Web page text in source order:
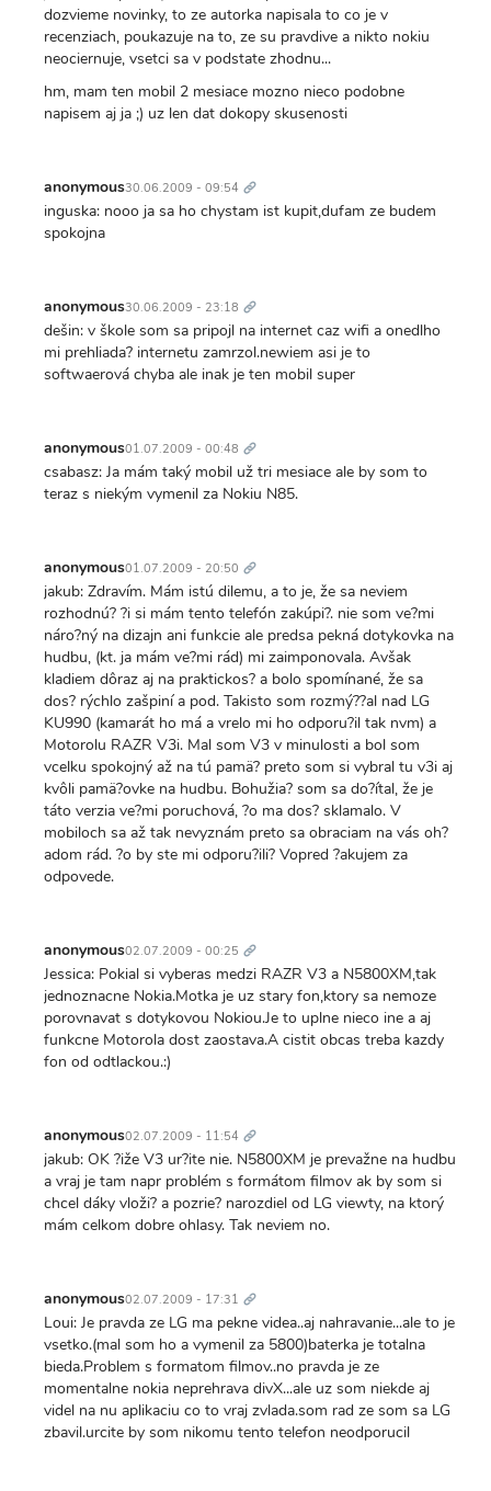
dozvieme novinky, to ze autorka napisala to co je v
recenziach, poukazuje na to, ze su pravdive a nikto nokiu
neociernuje, vsetci sa v podstate zhodnu...
hm, mam ten mobil 2 mesiace mozno nieco podobne
napisem aj ja ;) uz len dat dokopy skusenosti
anonymous30.06.2009 - 09:54 odkaz
inguska: nooo ja sa ho chystam ist kupit,dufam ze budem
spokojna
anonymous30.06.2009 - 23:18 odkaz
dešin: v škole som sa pripojl na internet caz wifi a onedlho
mi prehliada? internetu zamrzol.newiem asi je to
softwaerová chyba ale inak je ten mobil super
anonymous01.07.2009 - 00:48 odkaz
csabasz: Ja mám taký mobil už tri mesiace ale by som to
teraz s niekým vymenil za Nokiu N85.
anonymous01.07.2009 - 20:50 odkaz
jakub: Zdravím. Mám istú dilemu, a to je, že sa neviem
rozhodnú? ?i si mám tento telefón zakúpi?. nie som ve?mi
náro?ný na dizajn ani funkcie ale predsa pekná dotykovka na
hudbu, (kt. ja mám ve?mi rád) mi zaimponovala. Avšak
kladiem dôraz aj na praktickos? a bolo spomínané, že sa
dos? rýchlo zašpiní a pod. Takisto som rozmý??al nad LG
KU990 (kamarát ho má a vrelo mi ho odporu?il tak nvm) a
Motorolu RAZR V3i. Mal som V3 v minulosti a bol som
vcelku spokojný až na tú pamä? preto som si vybral tu v3i aj
kvôli pamä?ovke na hudbu. Bohužia? som sa do?ítal, že je
táto verzia ve?mi poruchová, ?o ma dos? sklamalo. V
mobiloch sa až tak nevyznám preto sa obraciam na vás oh?
adom rád. ?o by ste mi odporu?ili? Vopred ?akujem za
odpovede.
anonymous02.07.2009 - 00:25 odkaz
Jessica: Pokial si vyberas medzi RAZR V3 a N5800XM,tak
jednoznacne Nokia.Motka je uz stary fon,ktory sa nemoze
porovnavat s dotykovou Nokiou.Je to uplne nieco ine a aj
funkcne Motorola dost zaostava.A cistit obcas treba kazdy
fon od odtlackou.:)
anonymous02.07.2009 - 11:54 odkaz
jakub: OK ?iže V3 ur?ite nie. N5800XM je prevažne na hudbu
a vraj je tam napr problém s formátom filmov ak by som si
chcel dáky vloži? a pozrie? narozdiel od LG viewty, na ktorý
mám celkom dobre ohlasy. Tak neviem no.
anonymous02.07.2009 - 17:31 odkaz
Loui: Je pravda ze LG ma pekne videa..aj nahravanie...ale to je
vsetko.(mal som ho a vymenil za 5800)baterka je totalna
bieda.Problem s formatom filmov..no pravda je ze
momentalne nokia neprehrava divX...ale uz som niekde aj
videl na nu aplikaciu co to vraj zvlada.som rad ze som sa LG
zbavil.urcite by som nikomu tento telefon neodporucil